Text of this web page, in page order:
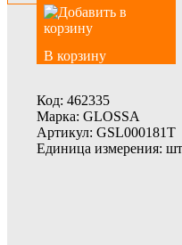
В корзину
Код: 462335
Марка: GLOSSA
Артикул: GSL000181T
Единица измерения: